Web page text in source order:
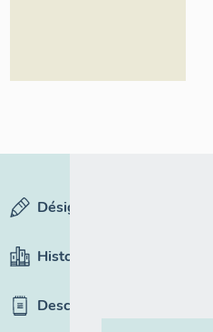
Désignation
Historique
Description